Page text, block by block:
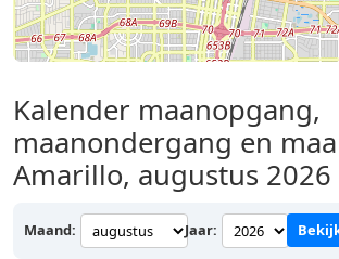
Kalender maanopgang,
maanondergang en
Amarillo, augustus 2026
Maand: Jaar: